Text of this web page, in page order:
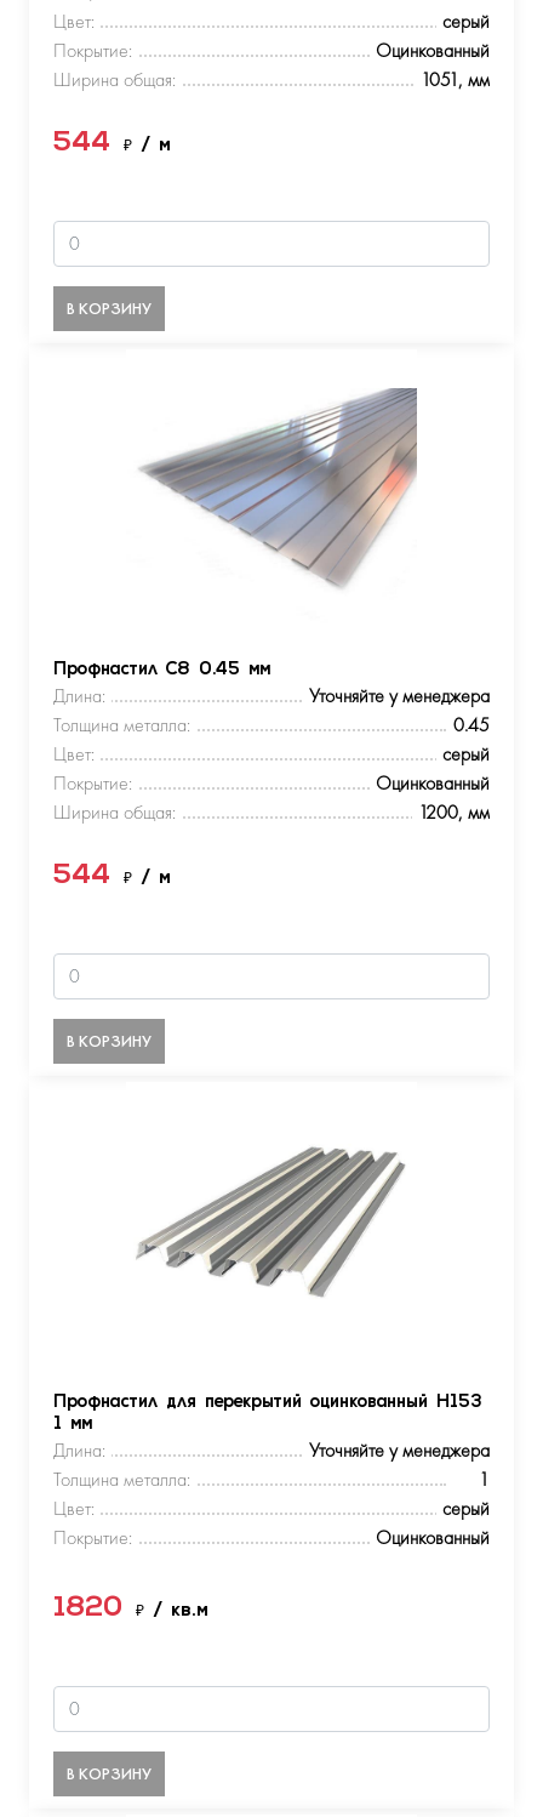
Цвет:
серый
Покрытие:
Оцинкованный
Ширина общая:
1051, мм
544 ₽ / м
В КОРЗИНУ
Профнастил С8 0.45 мм
Длина:
Уточняйте у менеджера
Толщина металла:
0.45
Цвет:
серый
Покрытие:
Оцинкованный
Ширина общая:
1200, мм
544 ₽ / м
В КОРЗИНУ
Профнастил для перекрытий оцинкованный Н153
1 мм
Длина:
Уточняйте у менеджера
Толщина металла:
1
Цвет:
серый
Покрытие:
Оцинкованный
1820 ₽ / кв.м
В КОРЗИНУ